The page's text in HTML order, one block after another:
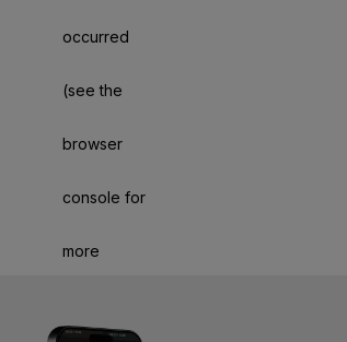
occurred
(see the
browser
console for
more